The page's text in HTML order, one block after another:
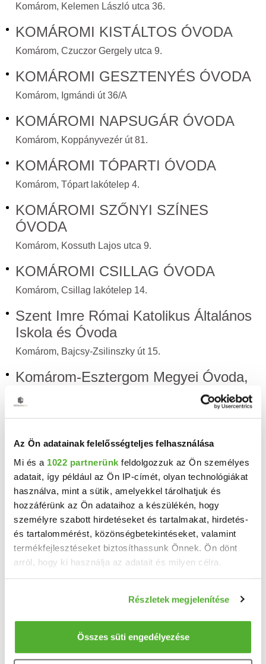
Az Ön adatainak felelősségteljes felhasználása
Mi és a 1022 partnerünk feldolgozzuk az Ön személyes
adatait, így például az Ön IP-címét, olyan technológiákat
használva, mint a sütik, amelyekkel tárolhatjuk és
hozzáférünk az Ön adataihoz a készülékén, hogy
személyre szabott hirdetéseket és tartalmakat, hirdetés-
és tartalommérést, közönségbetekintéseket, valamint
termékfejlesztéseket biztosíthassunk Önnek. Ön dönt
arról, hogy ki használja az adatait és milyen célra.
Információgyűjtés az Ön földrajzi elhelyezkedéséről
pár méteres pontossággal
Az Ön készülékén beazonosítása annak konkrét
Részletek megjelenítése
Összes süti engedélyezése
Komárom, Kelemen László utca 36.
KOMÁROMI KISTÁLTOS ÓVODA
Komárom, Czuczor Gergely utca 9.
KOMÁROMI GESZTENYÉS ÓVODA
Komárom, Igmándi út 36/A
KOMÁROMI NAPSUGÁR ÓVODA
Komárom, Koppányvezér út 81.
KOMÁROMI TÓPARTI ÓVODA
Komárom, Tópart lakótelep 4.
KOMÁROMI SZŐNYI SZÍNES
ÓVODA
Komárom, Kossuth Lajos utca 9.
KOMÁROMI CSILLAG ÓVODA
Komárom, Csillag lakótelep 14.
Szent Imre Római Katolikus Általános
Iskola és Óvoda
Komárom, Bajcsy-Zsilinszky út 15.
Komárom-Esztergom Megyei Óvoda,
Általános Iskola, Szakiskola,
Készségfejlesztő Iskola és Kollégium
Telephelye
Komárom, Báthory utca 11/a.
Általános iskolák listája
Komáromi Petőfi Sándor Általános
Iskola
Komárom, Szabadság tér 2.
Szent Imre Római Katolikus Általános
Szőnyi Bozsik József Általános Iskola
Telephelye